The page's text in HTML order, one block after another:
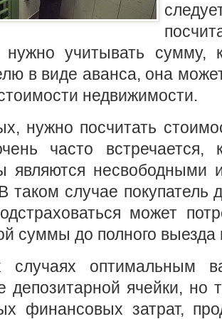
нужно учитывать сумму,
в виде аванса, она
недвижимости.
нужно посчитать
часто встречается,
являются несвободными
таком случае покупатель
может
суммы до полного выезда
случаях оптимальным
депозитарной ячейки, но
финансовых затрат,